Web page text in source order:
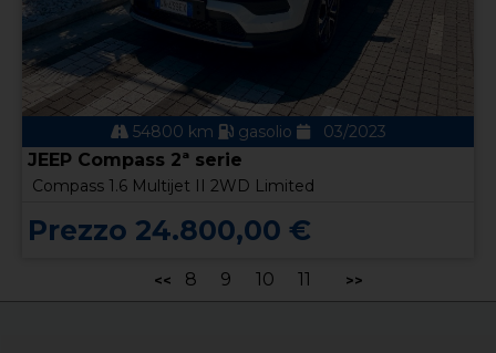
54800 km gasolio 03/2023
JEEP Compass 2ª serie
Compass 1.6 Multijet II 2WD Limited
Prezzo 24.800,00 €
<< 8 9 10 11 >>